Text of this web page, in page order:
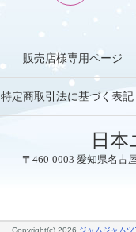
販売店様専用ページ
特定商取引法に基づく表記
日
〒460-0003 愛知県名古
Copyright(c) 2026 ジャムジャム